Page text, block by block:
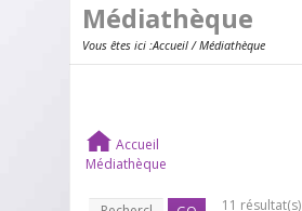
Médiathèque
Vous êtes ici :Accueil/ Médiathèque
Accueil
Médiathèque
11 résultat(s)